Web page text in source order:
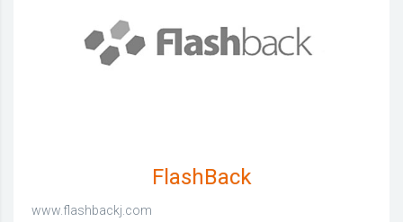
FlashBack
www.flashbackj.com